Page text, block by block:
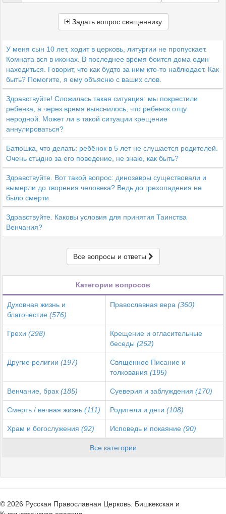
Задать вопрос священнику
У меня сын 10 лет, ходит в церковь, литургии не пропускает.
Комната вся в иконах. В последнее время боится дома один
находиться. Говорит, что как будто за ним кто-то наблюдает. Как
быть? Помогите, я ему объясню с ваших слов.
Здравствуйте! Сложилась такая ситуация: мы покрестили
ребенка, а через время выяснилось, что ребенок отцу
неродной. Может ли в такой ситуации крещение
аннулироваться?
Батюшка, что делать: ребёнок в 5 лет не слушается родителей.
Очень стыдно за его поведение, не знаю, как быть?
Здравствуйте. Вот такой вопрос: динозавры существовали и
вымерли до творения человека? Ведь до грехопадения не
было смерти.
Здравствуйте. Каковы условия для принятия Таинства
Венчания?
Все вопросы и ответы
Категории вопросов
Духовная жизнь и
благочестие (576)
Православная вера (360)
Грехи (298)
Крещение и огласительные
беседы (262)
Другие религии (197)
Священное Писание и
толкования (195)
Венчание, брак (185) Суеверия и заблуждения (170)
Смерть / вечная жизнь (111) Родители и дети (108)
Храм и богослужения (92) Исповедь и покаяние (90)
Все категории
© 2026 Русская Православная Церковь. Бишкекская и